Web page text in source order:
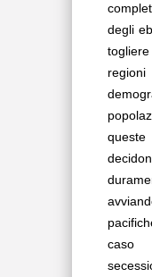
degli
queste